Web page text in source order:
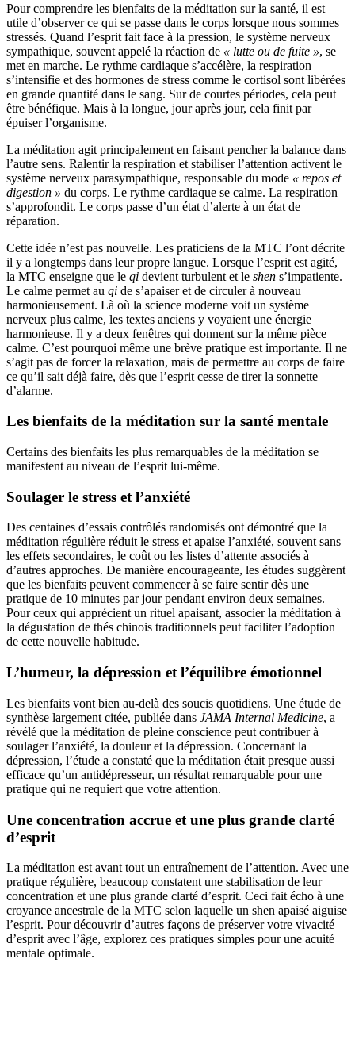
Pour comprendre les bienfaits de la méditation sur la santé, il est
utile d’observer ce qui se passe dans le corps lorsque nous sommes
stressés. Quand l’esprit fait face à la pression, le système nerveux
sympathique, souvent appelé la réaction de « lutte ou de fuite », se
met en marche. Le rythme cardiaque s’accélère, la respiration
s’intensifie et des hormones de stress comme le cortisol sont libérées
en grande quantité dans le sang. Sur de courtes périodes, cela peut
être bénéfique. Mais à la longue, jour après jour, cela finit par
épuiser l’organisme.
La méditation agit principalement en faisant pencher la balance dans
l’autre sens. Ralentir la respiration et stabiliser l’attention activent le
système nerveux parasympathique, responsable du mode « repos et
digestion » du corps. Le rythme cardiaque se calme. La respiration
s’approfondit. Le corps passe d’un état d’alerte à un état de
réparation.
Cette idée n’est pas nouvelle. Les praticiens de la MTC l’ont décrite
il y a longtemps dans leur propre langue. Lorsque l’esprit est agité,
la MTC enseigne que le qi devient turbulent et le shen s’impatiente.
Le calme permet au qi de s’apaiser et de circuler à nouveau
harmonieusement. Là où la science moderne voit un système
nerveux plus calme, les textes anciens y voyaient une énergie
harmonieuse. Il y a deux fenêtres qui donnent sur la même pièce
calme. C’est pourquoi même une brève pratique est importante. Il ne
s’agit pas de forcer la relaxation, mais de permettre au corps de faire
ce qu’il sait déjà faire, dès que l’esprit cesse de tirer la sonnette
d’alarme.
Les bienfaits de la méditation sur la santé mentale
Certains des bienfaits les plus remarquables de la méditation se
manifestent au niveau de l’esprit lui-même.
Soulager le stress et l’anxiété
Des centaines d’essais contrôlés randomisés ont démontré que la
méditation régulière réduit le stress et apaise l’anxiété, souvent sans
les effets secondaires, le coût ou les listes d’attente associés à
d’autres approches. De manière encourageante, les études suggèrent
que les bienfaits peuvent commencer à se faire sentir dès une
pratique de 10 minutes par jour pendant environ deux semaines.
Pour ceux qui apprécient un rituel apaisant, associer la méditation à
la dégustation de thés chinois traditionnels peut faciliter l’adoption
de cette nouvelle habitude.
L’humeur, la dépression et l’équilibre émotionnel
Les bienfaits vont bien au-delà des soucis quotidiens. Une étude de
synthèse largement citée, publiée dans JAMA Internal Medicine, a
révélé que la méditation de pleine conscience peut contribuer à
soulager l’anxiété, la douleur et la dépression. Concernant la
dépression, l’étude a constaté que la méditation était presque aussi
efficace qu’un antidépresseur, un résultat remarquable pour une
pratique qui ne requiert que votre attention.
Une concentration accrue et une plus grande clarté
d’esprit
La méditation est avant tout un entraînement de l’attention. Avec une
pratique régulière, beaucoup constatent une stabilisation de leur
concentration et une plus grande clarté d’esprit. Ceci fait écho à une
croyance ancestrale de la MTC selon laquelle un shen apaisé aiguise
l’esprit. Pour découvrir d’autres façons de préserver votre vivacité
d’esprit avec l’âge, explorez ces pratiques simples pour une acuité
mentale optimale.